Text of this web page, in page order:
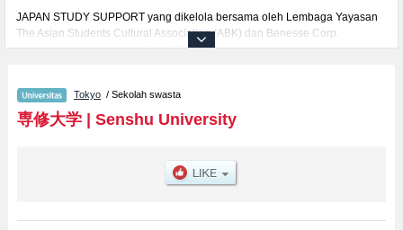
JAPAN STUDY SUPPORT yang dikelola bersama oleh Lembaga Yayasan
The Asian Students Cultural Association (ABK) dan Benesse Corp.
menyediakan informasi sekitar 1300 universitas, pascasarjana, universitas
per fakultas seperti Fakultas EconomicsatauFakultas LawatauFakultas
Business AdministrationatauFakultas CommerceatauFakultas
LettersatauFakultas Network and InformationatauFakultas Human
informasi yang berguna bagi mahasiswa(i) mancanegara seperti kuota
untuk jumlah pendaftar dan jumlah kelulusan ujian masuk mahasiswa(i)
Tokyo / Sekolah swasta
専修大学| Senshu University